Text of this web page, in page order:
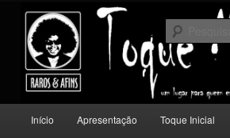
conteúdo
principalToque Musical
Um lugar para quem escuta música com outros
principal
Início Apresentação Toque Inicial